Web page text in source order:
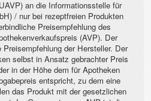
an die Informationsstelle für
/ nur bei rezeptfreien Produkten
Preisempfehlung des
(AVP). Der
der Hersteller. Der
selbst in Ansatz gebrachter Preis
in der Höhe dem für Apotheken
entspricht, zu dem eine
das Produkt mit der gesetzlichen